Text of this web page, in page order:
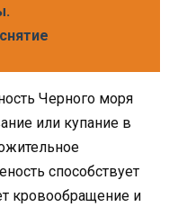
Черного моря
или купание в
способствует
кровообращение и